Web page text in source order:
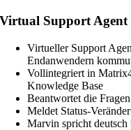
Virtual Support
Virtueller Support
Endanwendern
Vollintegriert in
Knowledge Base
Beantwortet die
Meldet Status-
Marvin spricht deutsch